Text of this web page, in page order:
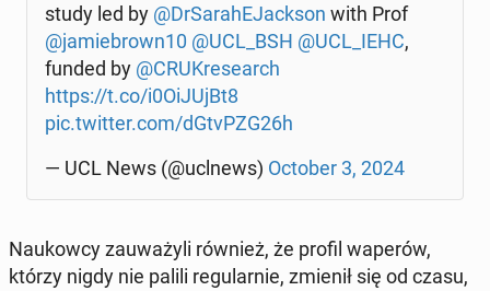
study led by @DrSa­ra­hE­Jack­son with Prof
@ja­mie­brown10 @UCL_BSH @UCL_IEHC,
funded by @CRU­Kre­se­arch
https://t.co/i0OiJUjBt8
pic.twitter.com/dGtvPZG26h
— UCL News (@uclnews) October 3, 2024
Na­ukow­cy za­uwa­ży­li również, że profil waperów,
którzy nigdy nie palili re­gu­lar­nie, zmienił się od czasu,